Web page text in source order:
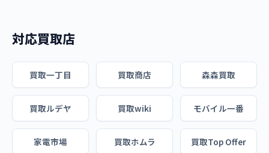
対応買取店
買取一丁目 買取商店 森森買取
買取ルデヤ 買取wiki モバイル一番
家電市場 買取ホムラ 買取Top Offer